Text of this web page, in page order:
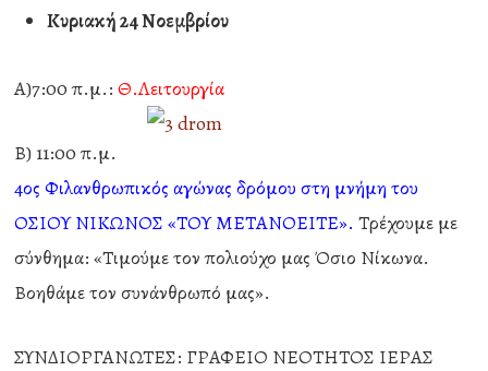
Κυριακή 24 Νοεμβρίου
Α)7:00 π.μ.:Θ.Λειτουργία
Β) 11:00 π.μ.
4ος Φιλανθρωπικός αγώνας δρόμου στη μνήμη του
ΟΣΙΟΥ ΝΙΚΩΝΟΣ «ΤΟΥ ΜΕΤΑΝΟΕΙΤΕ». Τρέχουμε με
σύνθημα: «Τιμούμε τον πολιούχο μας Όσιο Νίκωνα.
Βοηθάμε τον συνάνθρωπό μας».
ΣΥΝΔΙΟΡΓΑΝΩΤΕΣ: ΓΡΑΦΕΙΟ ΝΕΟΤΗΤΟΣ ΙΕΡΑΣ